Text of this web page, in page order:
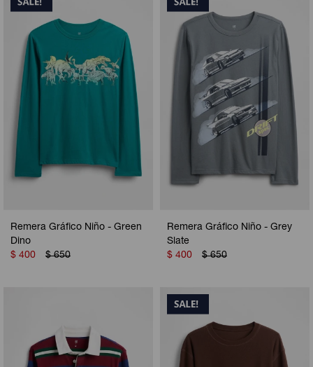
Remera Gráfico Niño - Green
Dino
$ 400 $ 650
Remera Gráfico Niño - Grey
Slate
$ 400 $ 650